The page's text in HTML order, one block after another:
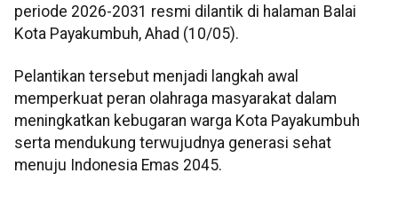
periode 2026-2031 resmi dilantik di halaman Balai
Kota Payakumbuh, Ahad (10/05).
Pelantikan tersebut menjadi langkah awal
memperkuat peran olahraga masyarakat dalam
meningkatkan kebugaran warga Kota Payakumbuh
serta mendukung terwujudnya generasi sehat
menuju Indonesia Emas 2045.